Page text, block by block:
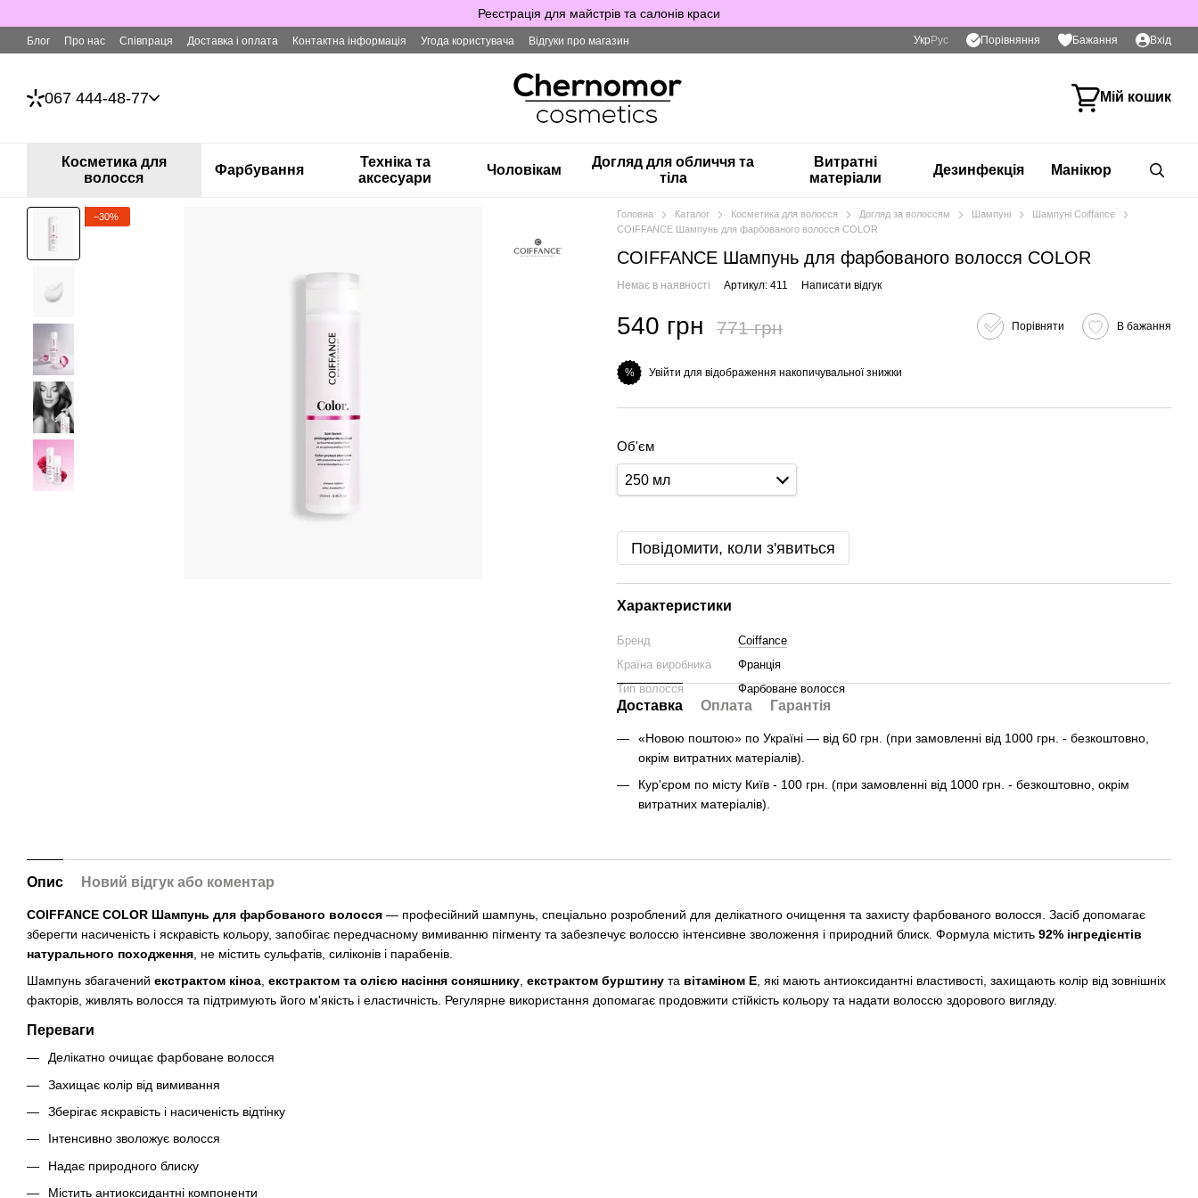
Реєстрація для майстрів та салонів краси
Блог Про нас Співпраця Доставка і оплата Контактна інформація Угода користувача Відгуки про магазин Укр Рус Порівняння Бажання Вхід
067 444-48-77 Мій кошик
Косметика для
волосся
Фарбування
Техніка та
аксесуари
Чоловікам
Догляд для обличчя та
тіла
Витратні
матеріали
Дезинфекція Манікюр
−30% Головна Каталог Косметика для волосся Догляд за волоссям Шампуні
Шампуні Coiffance
COIFFANCE Шампунь для фарбованого волосся COLOR
COIFFANCE Шампунь для фарбованого волосся COLOR
Немає в наявності Артикул: 411 Написати відгук
540 грн 771 грн Порівняти В бажання
% Увійти для відображення накопичувальної знижки
Об'єм
250 мл
Повідомити, коли з'явиться
Характеристики
Бренд
Coiffance
Країна виробника
Франція
Тип волосся
Фарбоване волосся
Доставка Оплата Гарантія
«Новою поштою» по Україні — від 60 грн. (при замовленні від 1000 грн. - безкоштовно,
окрім витратних матеріалів).
Кур'єром по місту Київ - 100 грн. (при замовленні від 1000 грн. - безкоштовно, окрім
витратних матеріалів).
Опис Новий відгук або коментар
COIFFANCE COLOR Шампунь для фарбованого волосся — професійний шампунь, спеціально розроблений для делікатного очищення та захисту фарбованого волосся. Засіб допомагає
зберегти насиченість і яскравість кольору, запобігає передчасному вимиванню пігменту та забезпечує волоссю інтенсивне зволоження і природний блиск. Формула містить 92% інгредієнтів
натурального походження , не містить сульфатів, силіконів і парабенів.
Шампунь збагачений екстрактом кіноа екстрактом та олією насіння соняшнику екстрактом бурштину та вітаміном Е , які мають антиоксидантні властивості, захищають колір від зовнішніх
факторів, живлять волосся та підтримують його м'якість і еластичність. Регулярне використання допомагає продовжити стійкість кольору та надати волоссю здорового вигляду.
Переваги
Делікатно очищає фарбоване волосся
Захищає колір від вимивання
Зберігає яскравість і насиченість відтінку
Інтенсивно зволожує волосся
Надає природного блиску
Містить антиоксидантні компоненти